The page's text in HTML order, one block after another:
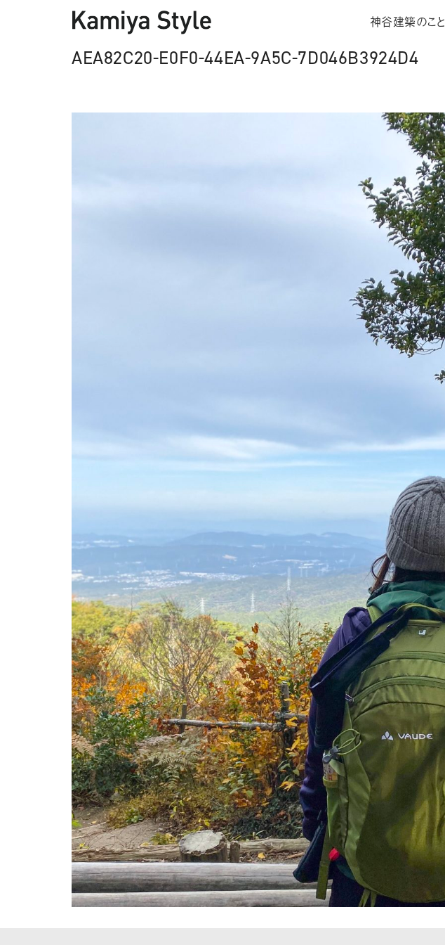
神谷建築のこと
AEA82C20-E0F0-44EA-9A5C-7D046B3924D4